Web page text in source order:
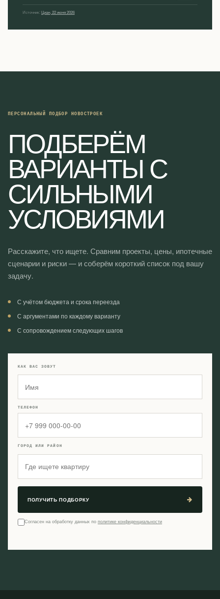
Источник:Циан, 22 июня 2026
ПЕРСОНАЛЬНЫЙ ПОДБОР НОВОСТРОЕК
ПОДБЕРЁМ
ВАРИАНТЫ С
СИЛЬНЫМИ
УСЛОВИЯМИ
Расскажите, что ищете. Сравним проекты, цены, ипотечные
сценарии и риски — и соберём короткий список под вашу
задачу.
С учётом бюджета и срока переезда
С аргументами по каждому варианту
С сопровождением следующих шагов
КАК ВАС ЗОВУТ
ТЕЛЕФОН
ГОРОД ИЛИ РАЙОН
ПОЛУЧИТЬ ПОДБОРКУ
Согласен на обработку данных по политике конфиденциальности